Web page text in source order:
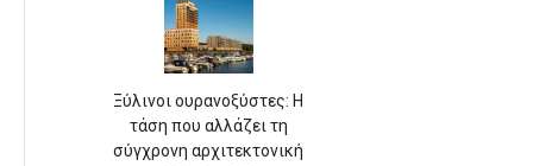
Ξύλινοι ουρανοξύστες: Η
τάση που αλλάζει τη
σύγχρονη αρχιτεκτονική